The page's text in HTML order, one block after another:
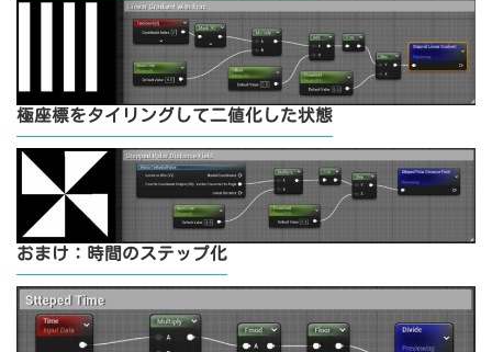
極座標をタイリングして二値化した状態
おまけ：時間のステップ化